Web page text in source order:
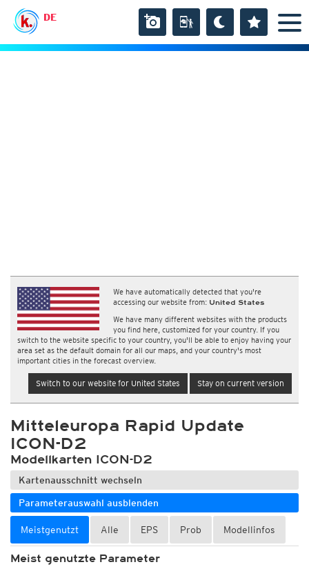
DE
We have automatically detected that you're
accessing our website from: United States
We have many different websites with the products
you find here, customized for your country. If you
switch to the website specific to your country, you'll be able to enjoy having your
area set as the default domain for all our maps, and your country's most
important cities in the forecast overview.
Switch to our website for United States Stay on current version
Mitteleuropa Rapid Update
ICON-D2
Modellkarten ICON-D2
Kartenausschnitt wechseln
Parameterauswahl ausblenden
Meistgenutzt Alle EPS Prob Modellinfos
Meist genutzte Parameter